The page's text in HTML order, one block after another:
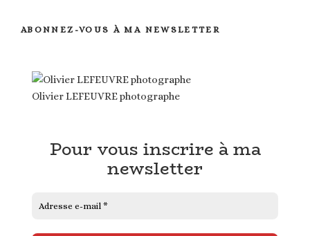
ABONNEZ-VOUS À MA NEWSLETTER
Olivier LEFEUVRE photographe
Pour vous inscrire à ma
newsletter